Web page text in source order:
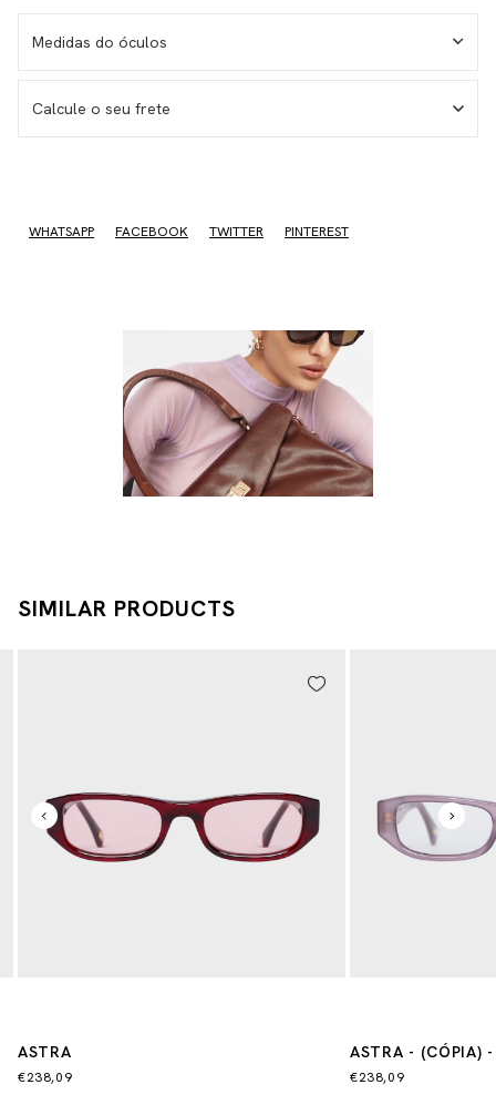
Medidas do óculos
Calcule o seu frete
WHATSAPP
FACEBOOK TWITTER PINTEREST
SIMILAR PRODUCTS
ASTRA
€238,09
ASTRA - (CÓPIA)
€238,09